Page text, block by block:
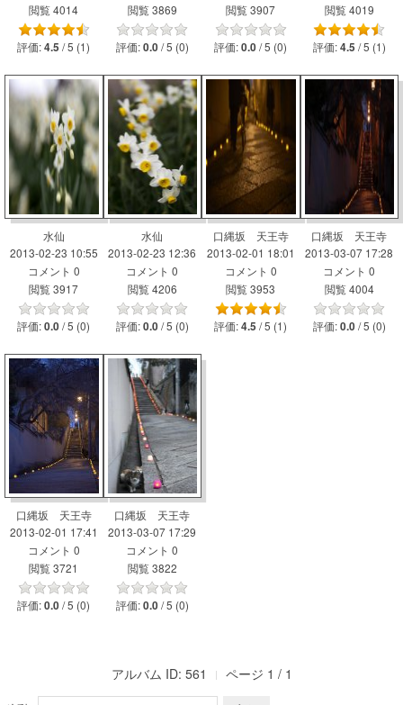
閲覧 4014
評価:4.5 / 5 (1)
閲覧 3869
評価:0.0 / 5 (0)
閲覧 3907
評価:0.0 / 5 (0)
閲覧 4019
評価:4.5 / 5 (1)
水仙
2013-02-23 10:55
コメント 0
閲覧 3917
評価:0.0 / 5 (0)
水仙
2013-02-23 12:36
コメント 0
閲覧 4206
評価:0.0 / 5 (0)
口縄坂 天王寺
2013-02-01 18:01
コメント 0
閲覧 3953
評価:4.5 / 5 (1)
口縄坂 天王寺
2013-03-07 17:28
コメント 0
閲覧 4004
評価:0.0 / 5 (0)
口縄坂 天王寺
2013-02-01 17:41
コメント 0
閲覧 3721
評価:0.0 / 5 (0)
口縄坂 天王寺
2013-03-07 17:29
コメント 0
閲覧 3822
評価:0.0 / 5 (0)
アルバム ID: 561
ページ 1 / 1